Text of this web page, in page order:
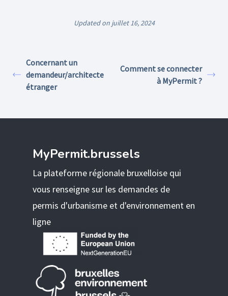
Updated on juillet 16, 2024
Concernant un
demandeur/architecte
étranger
Comment se connecter
à MyPermit ?
MyPermit.brussels
La plateforme régionale bruxelloise qui
vous renseigne sur les demandes de
permis d'urbanisme et d'environnement en
ligne